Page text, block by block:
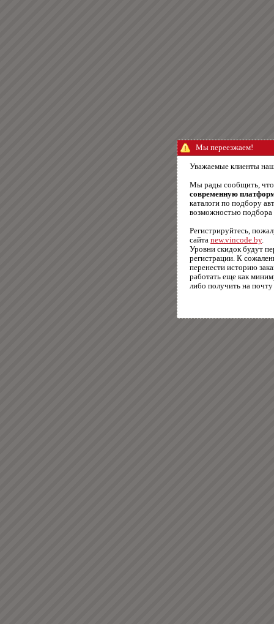
Мы переезжаем!
Уважаемые клиенты
Мы рады сообщить,
современную
каталоги по подбору
возможностью подбора
Регистрируйтесь,
сайта new.vincode.by.
Уровни скидок будут
регистрации. К
перенести историю
работать еще как
либо получить на